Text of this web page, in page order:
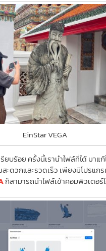
EinStar VEGA
บร้อย ครั้งนี้เรานำไฟล์ที่ได้ มาแก้
ะดวกและรวดเร็ว เพียงมีโปรแก
ก็สามารถนำไฟล์เข้าคอมพิวเตอร์